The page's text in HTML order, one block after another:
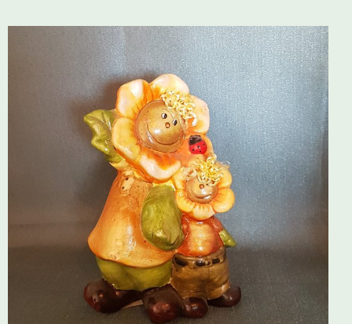
Alle Produkte
Holzkunst nach Hersteller
Schwibbogen
Räucherfiguren